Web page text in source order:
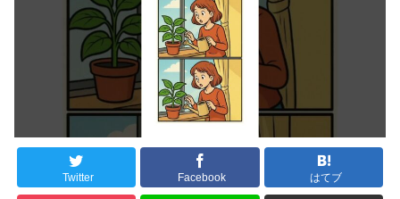
Twitter Facebook はてブ